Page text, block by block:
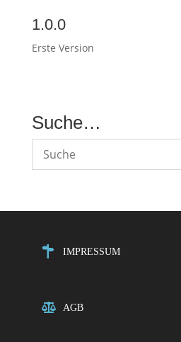
1.0.0
Erste Version
Suche…
IMPRESSUM
AGB